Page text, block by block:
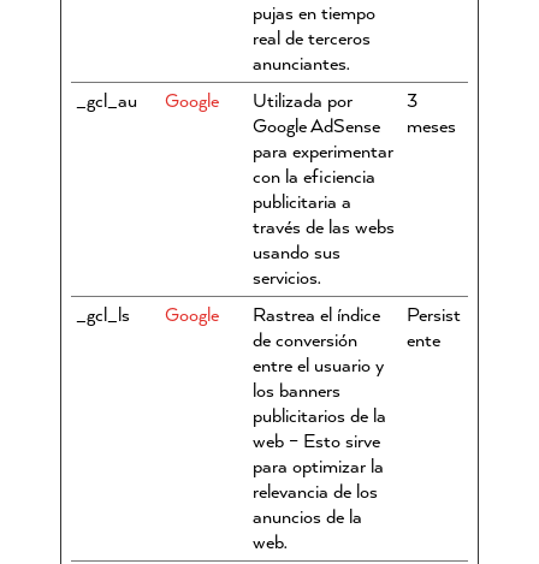
pujas en tiempo
real de terceros
anunciantes.
_gcl_au
Google
Utilizada por
Google AdSense
para experimentar
con la eficiencia
publicitaria a
través de las webs
usando sus
servicios.
3
meses
_gcl_ls Google
Rastrea el índice
de conversión
entre el usuario y
los banners
publicitarios de la
web – Esto sirve
para optimizar la
relevancia de los
anuncios de la
web.
Persist
ente